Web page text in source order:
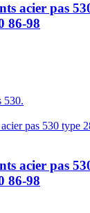
acier pas
86-98
530.
acier pas
86-98